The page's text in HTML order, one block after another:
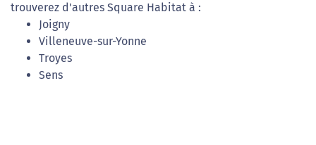
trouverez d'autres Square Habitat à :
Joigny
Villeneuve-sur-Yonne
Troyes
Sens